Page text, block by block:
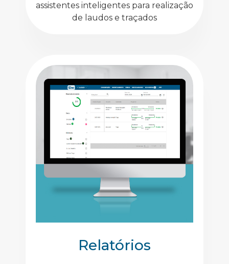
assistentes inteligentes para realização
de laudos e traçados
Relatórios